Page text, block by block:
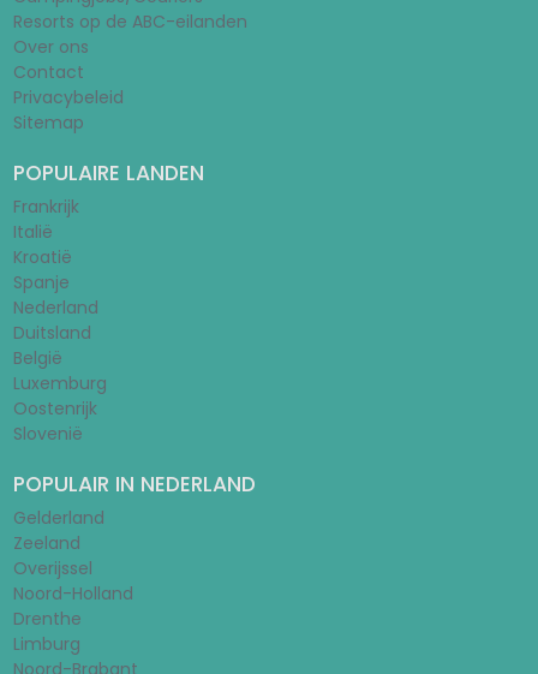
Resorts op de ABC-eilanden
Over ons
Contact
Privacybeleid
Sitemap
POPULAIRE LANDEN
Frankrijk
Italië
Kroatië
Spanje
Nederland
Duitsland
België
Luxemburg
Oostenrijk
Slovenië
POPULAIR IN NEDERLAND
Gelderland
Zeeland
Overijssel
Noord-Holland
Drenthe
Limburg
Noord-Brabant